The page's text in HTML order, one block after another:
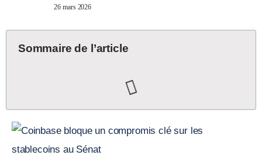
26 mars 2026
Sommaire de l’article